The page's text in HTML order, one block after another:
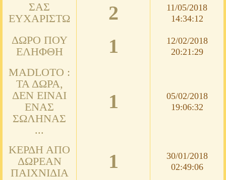
ΣΑΣ
ΕΥΧΑΡΙΣΤΏ
2
11/05/2018
14:34:12
ΔΏΡΟ ΠΟΥ
ΕΛΉΦΘΗ
1
12/02/2018
20:21:29
MADLOTO :
ΤΑ ΔΏΡΑ,
ΔΕΝ ΕΊΝΑΙ
ΈΝΑΣ
ΣΩΛΉΝΑΣ
...
1
05/02/2018
19:06:32
ΚΈΡΔΗ ΑΠΌ
ΔΩΡΕΆΝ
ΠΑΙΧΝΊΔΙΑ
1
30/01/2018
02:49:06